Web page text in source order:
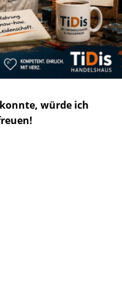
würde ich